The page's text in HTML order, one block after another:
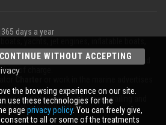
days a year
our database or even post a classified ad
of charge.
from the world of boating, sailing and
with our newsletter.
CONTINUE WITHOUT ACCEPTING
the browsing experience on our site.
use these technologies for the
page privacy policy. You can freely give,
to all or some of the treatments